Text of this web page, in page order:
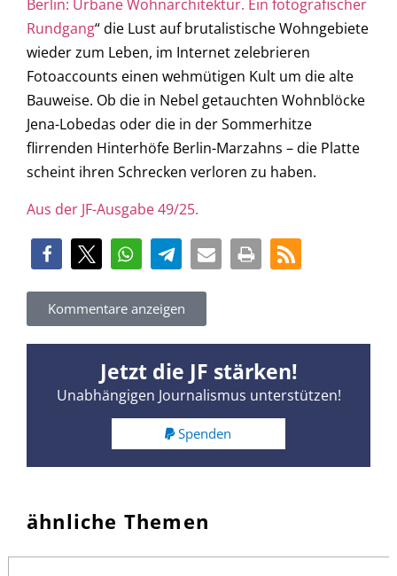
Berlin: Urbane Wohnarchitektur. Ein fotografischer
Rundgang“ die Lust auf brutalistische Wohngebiete
wieder zum Leben, im Internet zelebrieren
Fotoaccounts einen wehmütigen Kult um die alte
Bauweise. Ob die in Nebel getauchten Wohnblöcke
Jena-Lobedas oder die in der Sommerhitze
flirrenden Hinterhöfe Berlin-Marzahns – die Platte
scheint ihren Schrecken verloren zu haben.
Aus der JF-Ausgabe 49/25.
Kommentare anzeigen
Jetzt die JF stärken!
Unabhängigen Journalismus unterstützen!
Spenden
ähnliche Themen